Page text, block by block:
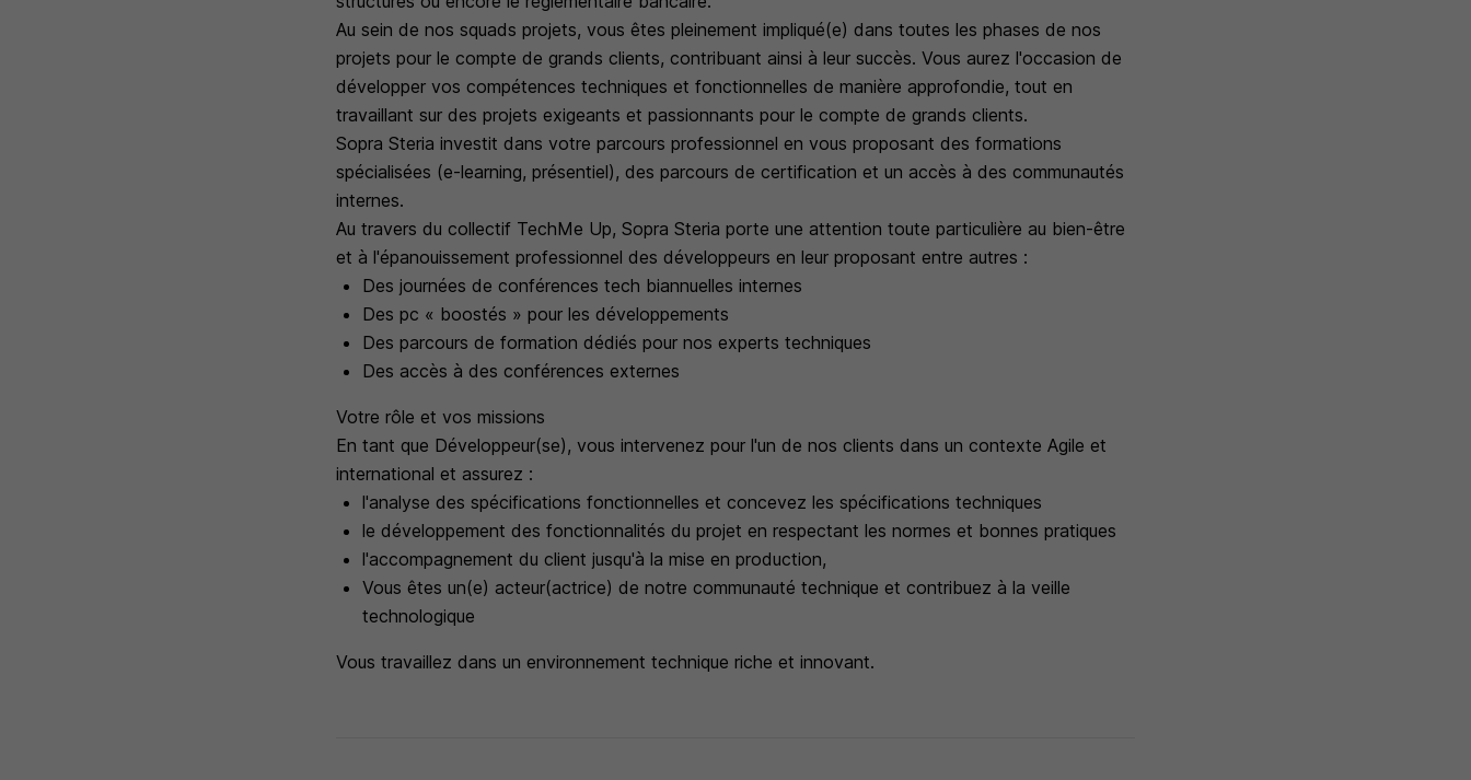
Au sein de nos squads projets, vous êtes pleinement impliqué(e) dans toutes les phases de nos
projets pour le compte de grands clients, contribuant ainsi à leur succès. Vous aurez l'occasion de
développer vos compétences techniques et fonctionnelles de manière approfondie, tout en
travaillant sur des projets exigeants et passionnants pour le compte de grands clients.
Sopra Steria investit dans votre parcours professionnel en vous proposant des formations
spécialisées (e-learning, présentiel), des parcours de certification et un accès à des communautés
internes.
Au travers du collectif TechMe Up, Sopra Steria porte une attention toute particulière au bien-être
et à l'épanouissement professionnel des développeurs en leur proposant entre autres :
Des journées de conférences tech biannuelles internes
Des pc « boostés » pour les développements
Des parcours de formation dédiés pour nos experts techniques
Des accès à des conférences externes
Votre rôle et vos missions
En tant que Développeur(se), vous intervenez pour l'un de nos clients dans un contexte Agile et
international et assurez :
l'analyse des spécifications fonctionnelles et concevez les spécifications techniques
le développement des fonctionnalités du projet en respectant les normes et bonnes pratiques
l'accompagnement du client jusqu'à la mise en production,
Vous êtes un(e) acteur(actrice) de notre communauté technique et contribuez à la veille
technologique
Vous travaillez dans un environnement technique riche et innovant.